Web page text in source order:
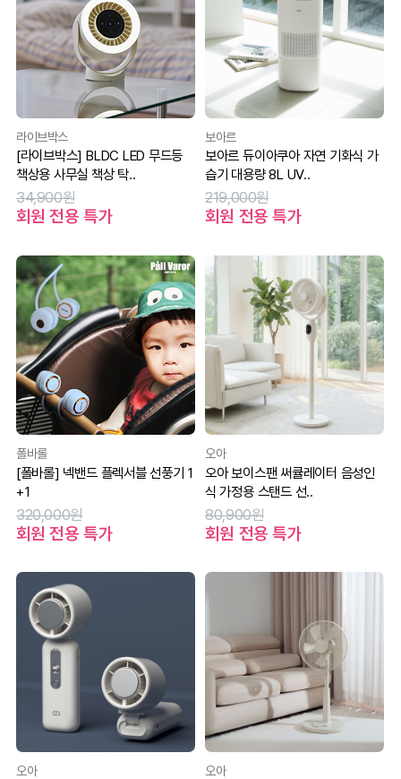
라이브박스
[라이브박스] BLDC LED 무드등
책상용 사무실 책상 탁..
34,900원
회원 전용 특가
보아르
보아르 듀이아쿠아 자연 기화식 가
습기 대용량 8L UV..
219,000원
회원 전용 특가
폴바롤
[폴바롤] 넥밴드 플렉서블 선풍기 1
+1
320,000원
회원 전용 특가
오아
오아 보이스팬 써큘레이터 음성인
식 가정용 스탠드 선..
80,900원
회원 전용 특가
오아 오아